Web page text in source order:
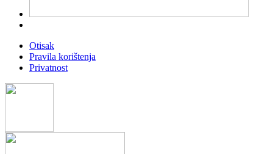
Otisak
Pravila korištenja
Privatnost